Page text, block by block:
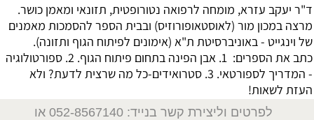
ד"ר יעקב עזרא, מומחה לרפואה נטורופטית, תזונאי ומאמן כושר.
מרצה במכון מור (לאוסטאופורוזיס) ובבית הספר להסמכות מאמנים
של וינגייט - באוניברסיטת ת"א (אימונים לפיתוח הגוף ותזונה).
כתב את הספרים: 1. אבן הפינה בתחום פיתוח הגוף. 2. ספורטולוגיה
- המדריך לספורטאי. 3. סטרואידים-כל מה שרצית לדעת? ולא
העזת לשאות!
לפרטים וליצירת קשר בנייד: 052-8567140
או